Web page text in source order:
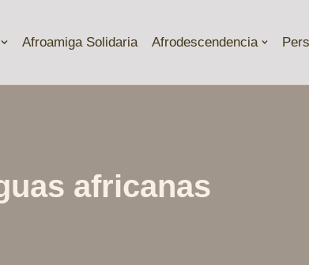
Afroamiga Solidaria Afrodescendencia
africanas